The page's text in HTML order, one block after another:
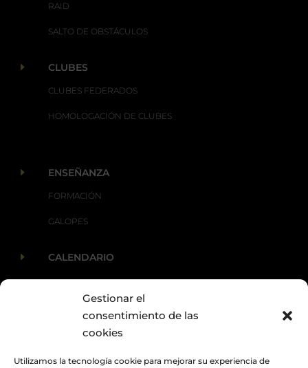
Gestionar el
consentimiento de las
cookies
Utilizamos la tecnología cookie para mejorar su experiencia de
RAID
SALTO DE OBSTÁCULOS
E CLUBES
CLUBES FEDERADOS
HOMOLOGACIÓN DE CLUBES
E ENSEÑANZA
FORMACIÓN
GALOPES
E CALENDARIO
ACTUALIDAD